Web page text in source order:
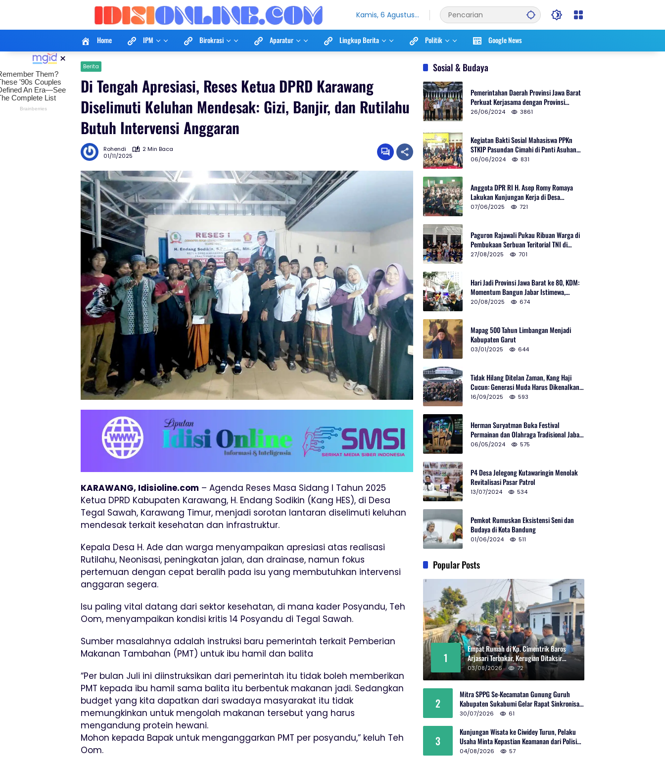
Kamis, 6 Agustus
Home IPM Birokrasi Aparatur Lingkup Berita Politik Google News
× Berita
Di Tengah Apresiasi, Reses Ketua DPRD Karawang
Diselimuti Keluhan Mendesak: Gizi, Banjir, dan Rutilahu
Butuh Intervensi Anggaran
Rohendi
2 Min Baca
01/11/2025
KARAWANG, Idisioline.com – Agenda Reses Masa Sidang I Tahun 2025
Ketua DPRD Kabupaten Karawang, H. Endang Sodikin (Kang HES), di Desa
Tegal Sawah, Karawang Timur, menjadi sorotan lantaran diselimuti keluhan
mendesak terkait kesehatan dan infrastruktur.
Kepala Desa H. Ade dan warga menyampaikan apresiasi atas realisasi
Rutilahu, Neonisasi, peningkatan jalan, dan drainase, namun fokus
pertemuan dengan cepat beralih pada isu yang membutuhkan intervensi
anggaran segera.
Isu paling vital datang dari sektor kesehatan, di mana kader Posyandu, Teh
Oom, menyampaikan kondisi kritis 14 Posyandu di Tegal Sawah.
Sumber masalahnya adalah instruksi baru pemerintah terkait Pemberian
Makanan Tambahan (PMT) untuk ibu hamil dan balita
“Per bulan Juli ini diinstruksikan dari pemerintah itu tidak boleh memberikan
PMT kepada ibu hamil sama balita itu berbentuk makanan jadi. Sedangkan
budget yang kita dapatkan dari swadaya masyarakat itu tidak
memungkinkan untuk mengolah makanan tersebut yang harus
mengandung protein hewani.
Mohon kepada Bapak untuk menganggarkan PMT per posyandu,” keluh Teh
Oom.
Sosial & Budaya
Pemerintahan Daerah Provinsi Jawa Barat
Perkuat Kerjasama dengan Provinsi
Chungcheongnam Do Korea Selatan
26/06/2024 3861
Kegiatan Bakti Sosial Mahasiswa PPKn
STKIP Pasundan Cimahi di Panti Asuhan
Ulul Azmi Kota Cimahi
06/06/2024 831
Anggota DPR RI H. Asep Romy Romaya
Lakukan Kunjungan Kerja di Desa
Patrolsari
07/06/2025 721
Paguron Rajawali Pukau Ribuan Warga di
Pembukaan Serbuan Teritorial TNI di
Cibatu
27/08/2025 701
Hari Jadi Provinsi Jawa Barat ke 80, KDM:
Momentum Bangun Jabar Istimewa,
Lembur di Urus Kota Ditata
20/08/2025 674
Mapag 500 Tahun Limbangan Menjadi
Kabupaten Garut
03/01/2025 644
Tidak Hilang Ditelan Zaman, Kang Haji
Cucun: Generasi Muda Harus Dikenalkan
Pencak Silat
16/09/2025 593
Herman Suryatman Buka Festival
Permainan dan Olahraga Tradisional Jabar
2024 di Gedung Teater Tertutup
06/05/2024 575
P4 Desa Jelegong Kutawaringin Menolak
Revitalisasi Pasar Patrol
13/07/2024 534
Pemkot Rumuskan Eksistensi Seni dan
Budaya di Kota Bandung
01/06/2024 511
Popular Posts
1
Empat Rumah di Kp. Cimentrik Baros
Arjasari Terbakar, Kerugian Ditaksir
Rp600 Juta
03/08/2026 72
2
Mitra SPPG Se-Kecamatan Gunung Guruh
Kabupaten Sukabumi Gelar Rapat Sinkronisasi
Pemetaan Penerima Manfaat MBG
30/07/2026 61
3
Kunjungan Wisata ke Ciwidey Turun, Pelaku
Usaha Minta Kepastian Keamanan dari Polisi
dan Pemprov Jabar
04/08/2026 57